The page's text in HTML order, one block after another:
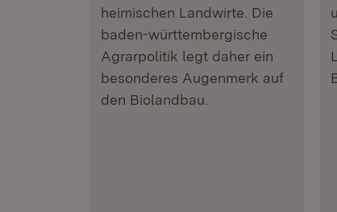
heimischen Landwirte. Die
baden-württembergische
Agrarpolitik legt daher ein
besonderes Augenmerk auf
den Biolandbau.